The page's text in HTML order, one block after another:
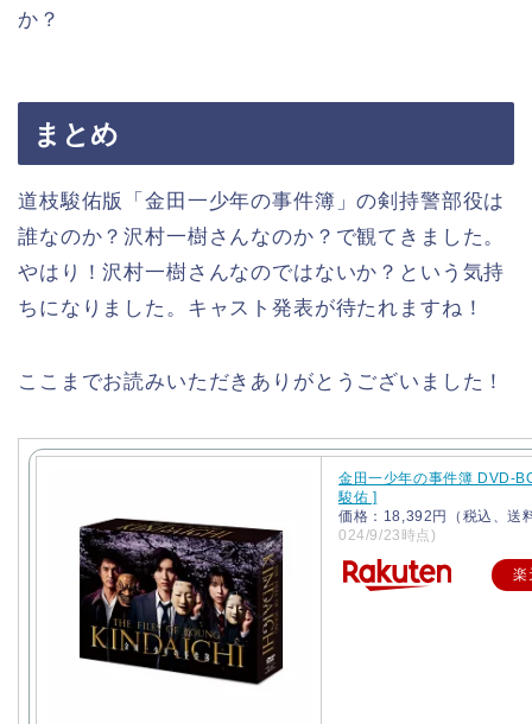
か？
まとめ
道枝駿佑版「金田一少年の事件簿」の剣持警部役は
誰なのか？沢村一樹さんなのか？で観てきました。
やはり！沢村一樹さんなのではないか？という気持
ちになりました。キャスト発表が待たれますね！
ここまでお読みいただきありがとうございました！
金田一少年の事件簿 DVD-
駿佑 ]
価格：18,392円（税込、送
024/9/23時点)
楽